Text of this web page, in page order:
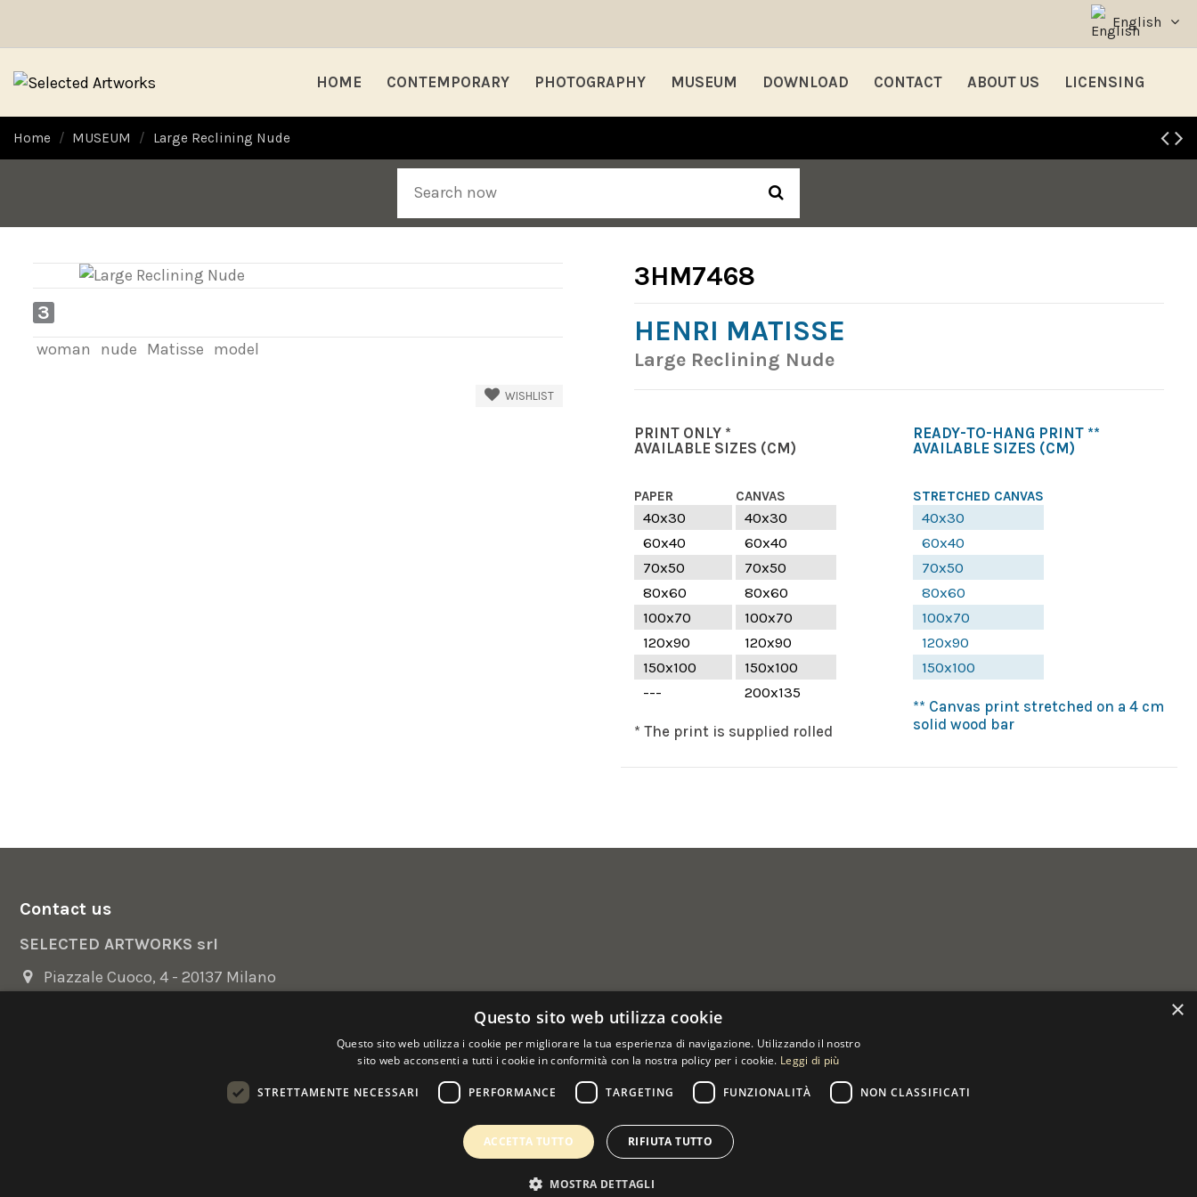
English
HOME CONTEMPORARY PHOTOGRAPHY MUSEUM DOWNLOAD CONTACT ABOUT US LICENSING
0
Home MUSEUM Large Reclining Nude
3
woman nude Matisse model
WISHLIST
3HM7468
HENRI MATISSE
Large Reclining Nude
PRINT ONLY *
AVAILABLE SIZES (CM)
PAPER CANVAS
40x30
40x30
60x40
60x40
70x50
70x50
80x60
80x60
100x70
100x70
120x90
120x90
150x100
150x100
---
200x135
* The print is supplied rolled
READY-TO-HANG PRINT **
AVAILABLE SIZES (CM)
STRETCHED CANVAS
40x30
60x40
70x50
80x60
100x70
120x90
150x100
** Canvas print stretched on a 4 cm
solid wood bar
Contact us
SELECTED ARTWORKS srl
Piazzale Cuoco, 4 - 20137 Milano
×
Questo sito web utilizza cookie
Questo sito web utilizza i cookie per migliorare la tua esperienza di navigazione. Utilizzando il nostro
sito web acconsenti a tutti i cookie in conformità con la nostra policy per i cookie. Leggi di più
STRETTAMENTE NECESSARI PERFORMANCE TARGETING FUNZIONALITÀ NON CLASSIFICATI
ACCETTA TUTTO RIFIUTA TUTTO
MOSTRA DETTAGLI